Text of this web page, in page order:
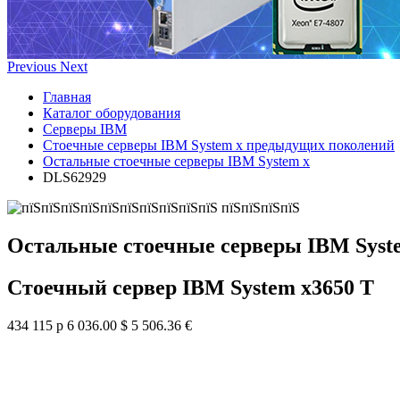
Previous Next
Главная
Каталог оборудования
Серверы IBM
Стоечные серверы IBM System x предыдущих поколений
Остальные стоечные серверы IBM System x
DLS62929
Остальные стоечные серверы IBM
Стоечный сервер IBM System x3650 T
434 115 р 6 036.00 $ 5 506.36 €